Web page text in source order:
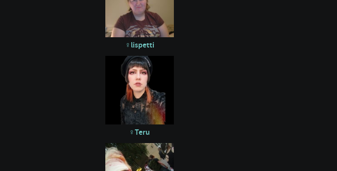
lispetti
Teru